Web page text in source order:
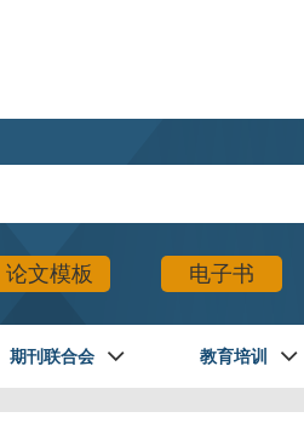
论文模板 电子书
期刊联合会 教育培训